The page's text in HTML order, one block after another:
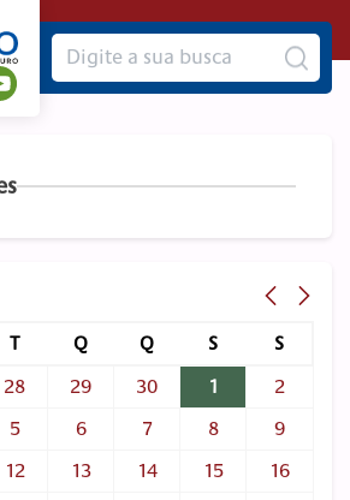
T Q Q S
S
28 29 30 1
2
5 6 7 8
9
12 13 14 15
16